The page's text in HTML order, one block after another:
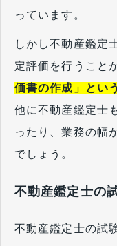
っています。
しかし不動産鑑定
定評価を行うこと
価書の作成」とい
他に不動産鑑定士
ったり、業務の幅
でしょう。
不動産鑑定士の
不動産鑑定士の試